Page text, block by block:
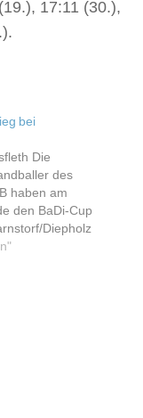
17:11 (30.),
bei
Die
des
haben am
den BaDi-Cup
Diepholz
drei